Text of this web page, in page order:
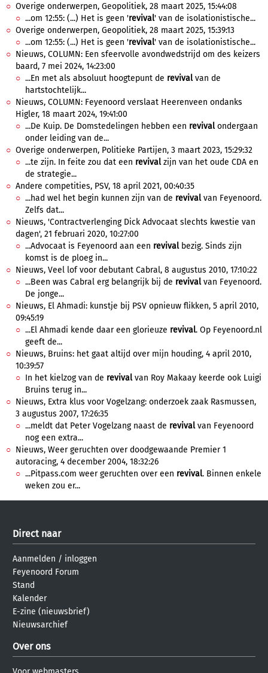
Overige onderwerpen, Geopolitiek, 28 maart 2025, 15:44:08
...om 12:55: (...) Het is geen 'revival' van de isolationistische...
Overige onderwerpen, Geopolitiek, 28 maart 2025, 15:39:13
...om 12:55: (...) Het is geen 'revival' van de isolationistische...
Nieuws, COLUMN: Een sfeervolle avondwedstrijd om des keizers
baard, 7 mei 2024, 14:23:00
...En met als absoluut hoogtepunt de revivalvan de
hartstochtelijk...
Nieuws, COLUMN: Feyenoord verslaat Heerenveen ondanks
Higler, 18 maart 2024, 19:41:00
...De Kuip. De Domstedelingen hebben een revivalondergaan
onder leiding van de...
Overige onderwerpen, Politieke Partijen, 3 maart 2023, 15:29:32
...te zijn. In feite zou dat een revivalzijn van het oude CDA en
de strategie...
Andere competities, PSV, 18 april 2021, 00:40:35
...had wel het begin kunnen zijn van de revivalvan Feyenoord.
Zelfs dat...
Nieuws, 'Contractverlenging Dick Advocaat slechts kwestie van
dagen', 21 februari 2020, 10:27:00
...Advocaat is Feyenoord aan een revivalbezig. Sinds zijn
komst is de ploeg in...
Nieuws, Veel lof voor debutant Cabral, 8 augustus 2010, 17:10:22
...Been was Cabral erg belangrijk bij de revivalvan Feyenoord.
De jonge...
Nieuws, El Ahmadi: kunstje bij PSV opnieuw flikken, 5 april 2010,
09:45:19
...El Ahmadi kende daar een glorieuze revival. Op Feyenoord.nl
geeft de...
Nieuws, Bruins: het gaat altijd over mijn houding, 4 april 2010,
10:39:57
In het kielzog van de revivalvan Roy Makaay keerde ook Luigi
Bruins terug in...
Nieuws, Extra klus voor Vogelzang: onderzoek zaak Rasmussen,
3 augustus 2007, 17:26:35
...meldt dat Peter Vogelzang naast de revivalvan Feyenoord
nog een extra...
Nieuws, Weer geruchten over doodgewaande Premier 1
autoracing, 4 december 2004, 18:32:26
...Pitpass.com weer geruchten over een revival. Binnen enkele
weken zou er...
Direct naar
Aanmelden / inloggen
Feyenoord Forum
Stand
Kalender
E-zine (nieuwsbrief)
Nieuwsarchief
Over ons